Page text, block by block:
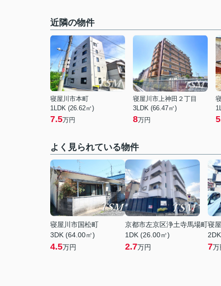
近隣の物件
寝屋川市本町
1LDK (26.62㎡)
7.5万円
寝屋川市上神田２丁目
3LDK (66.47㎡)
8万円
よく見られている物件
寝屋川市国松町
3DK (64.00㎡)
4.5万円
京都市左京区浄土寺馬場町
1DK (26.00㎡)
2.7万円
寝
7万